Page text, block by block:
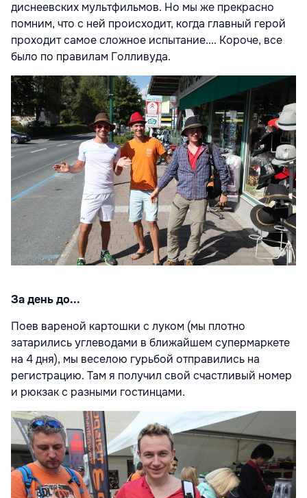
диснеевских мультфильмов. Но мы же прекрасно
помним, что с ней происходит, когда главный герой
проходит самое сложное испытание.... Короче, все
было по правилам Голливуда.
За день до...
Поев вареной картошки с луком (мы плотно
затарились углеводами в ближайшем супермаркете
на 4 дня), мы веселою гурьбой отправились на
регистрацию. Там я получил свой счастливый номер
и рюкзак с разными гостинцами.